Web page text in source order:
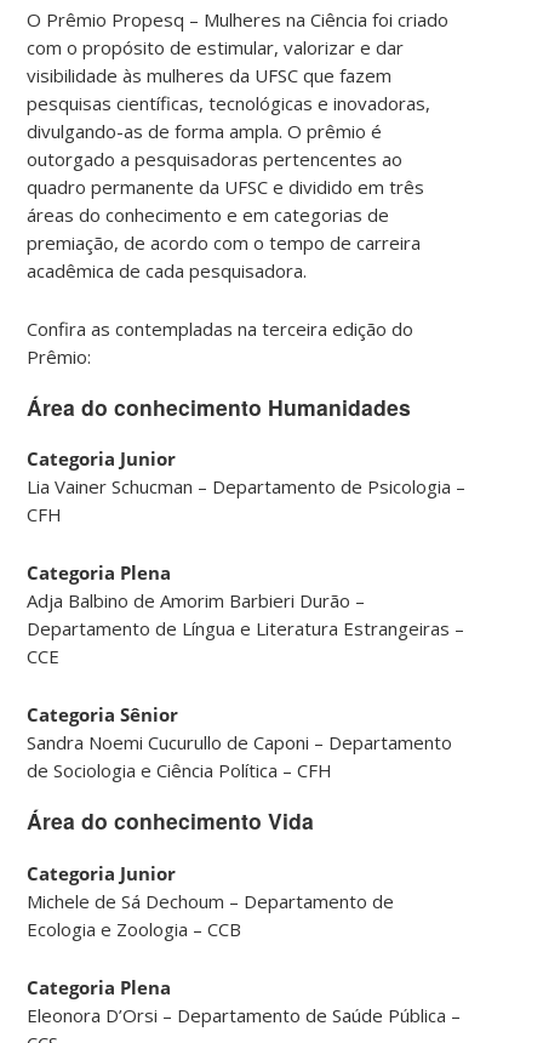
O Prêmio Propesq – Mulheres na Ciência foi criado
com o propósito de estimular, valorizar e dar
visibilidade às mulheres da UFSC que fazem
pesquisas científicas, tecnológicas e inovadoras,
divulgando-as de forma ampla. O prêmio é
outorgado a pesquisadoras pertencentes ao
quadro permanente da UFSC e dividido em três
áreas do conhecimento e em categorias de
premiação, de acordo com o tempo de carreira
acadêmica de cada pesquisadora.
Confira as contempladas na terceira edição do
Prêmio:
Área do conhecimento Humanidades
Categoria Junior
Lia Vainer Schucman – Departamento de Psicologia –
CFH
Categoria Plena
Adja Balbino de Amorim Barbieri Durão –
Departamento de Língua e Literatura Estrangeiras –
CCE
Categoria Sênior
Sandra Noemi Cucurullo de Caponi – Departamento
de Sociologia e Ciência Política – CFH
Área do conhecimento Vida
Categoria Junior
Michele de Sá Dechoum – Departamento de
Ecologia e Zoologia – CCB
Categoria Plena
Eleonora D’Orsi – Departamento de Saúde Pública –